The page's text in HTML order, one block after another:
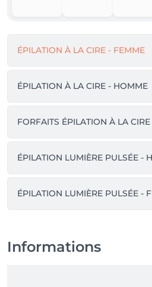
ÉPILATION À LA CIRE - FEMME
ÉPILATION À LA CIRE - HOMME
FORFAITS ÉPILATION À LA CIRE
ÉPILATION LUMIÈRE PULSÉE -
ÉPILATION LUMIÈRE PULSÉE -
Informations